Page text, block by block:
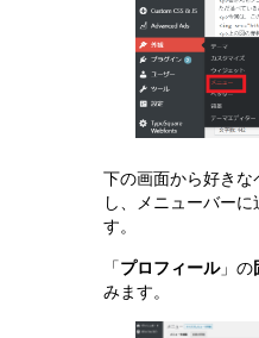
下の画面から好きな
し、メニューバー
す。
「プロフィール」の
みます。